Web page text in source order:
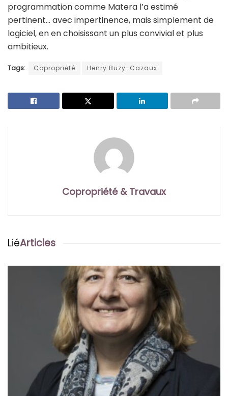
programmation comme Matera l’a estimé
pertinent… avec impertinence, mais simplement de
logiciel, en en choisissant un plus convivial et plus
ambitieux.
Tags: Copropriété Henry Buzy-Cazaux
Copropriété & Travaux
LiéArticles